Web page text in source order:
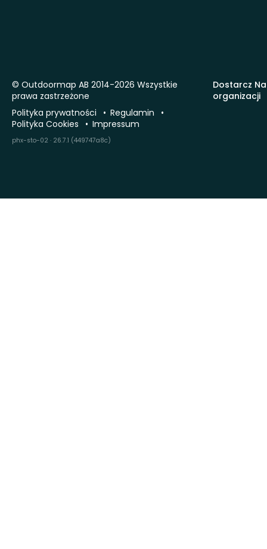
Dostarcz
organizacji
© Outdoormap AB 2014-2026 Wszystkie
prawa zastrzeżone
Polityka prywatności
Regulamin
Polityka Cookies
Impressum
phx-sto-02 · 26.7.1 (449747a8c)